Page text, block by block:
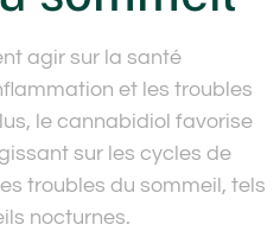
agir sur la santé
et les troubles
le cannabidiol favorise
sur les cycles de
troubles du sommeil, tels
nocturnes.